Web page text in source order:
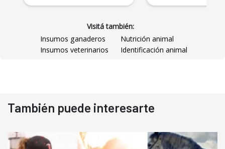
Visitá también:
Insumos ganaderos
Nutrición animal
Insumos veterinarios
Identificación animal
También puede interesarte